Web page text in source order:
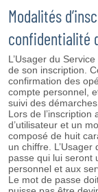
Modalités
confidentialité
L’Usager du
de son inscription.
confirmation des
compte personnel,
suivi des
Lors de l’inscription
d’utilisateur et un
composé de huit
un chiffre.
passe qui lui seront
personnel et aux
Le mot de passe